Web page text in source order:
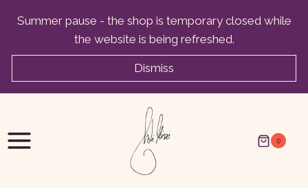
Summer pause - the shop is temporary closed while
the website is being refreshed.
Dismiss
0